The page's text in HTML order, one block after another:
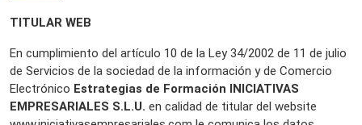
TITULAR WEB
En cumplimiento del artículo 10 de la Ley 34/2002 de 11 de julio
de Servicios de la sociedad de la información y de Comercio
Electrónico Estrategias de Formación INICIATIVAS
EMPRESARIALES S.L.U. en calidad de titular del website